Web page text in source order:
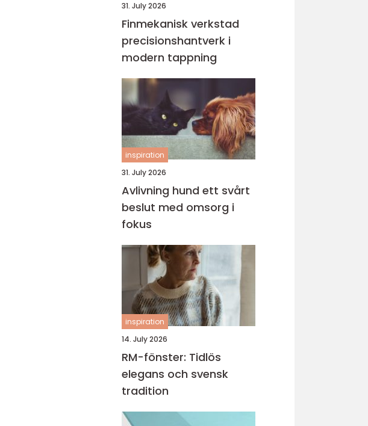
31. July 2026
Finmekanisk verkstad
precisionshantverk i
modern tappning
inspiration
31. July 2026
Avlivning hund ett svårt
beslut med omsorg i
fokus
inspiration
14. July 2026
RM-fönster: Tidlös
elegans och svensk
tradition